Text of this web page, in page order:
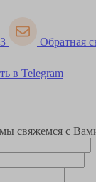
Обратная
в Telegram
свяжемся с